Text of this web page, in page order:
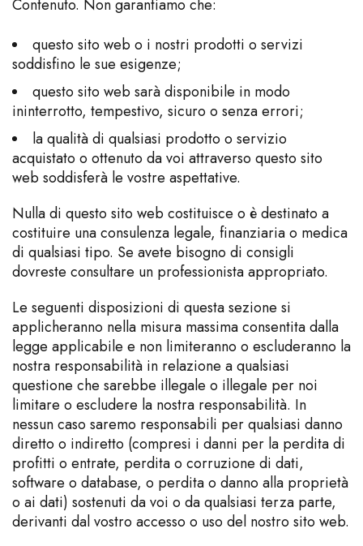
Contenuto. Non garantiamo che:
questo sito web o i nostri prodotti o servizi
soddisfino le sue esigenze;
questo sito web sarà disponibile in modo
ininterrotto, tempestivo, sicuro o senza errori;
la qualità di qualsiasi prodotto o servizio
acquistato o ottenuto da voi attraverso questo sito
web soddisferà le vostre aspettative.
Nulla di questo sito web costituisce o è destinato a
costituire una consulenza legale, finanziaria o medica
di qualsiasi tipo. Se avete bisogno di consigli
dovreste consultare un professionista appropriato.
Le seguenti disposizioni di questa sezione si
applicheranno nella misura massima consentita dalla
legge applicabile e non limiteranno o escluderanno la
nostra responsabilità in relazione a qualsiasi
questione che sarebbe illegale o illegale per noi
limitare o escludere la nostra responsabilità. In
nessun caso saremo responsabili per qualsiasi danno
diretto o indiretto (compresi i danni per la perdita di
profitti o entrate, perdita o corruzione di dati,
software o database, o perdita o danno alla proprietà
o ai dati) sostenuti da voi o da qualsiasi terza parte,
derivanti dal vostro accesso o uso del nostro sito web.